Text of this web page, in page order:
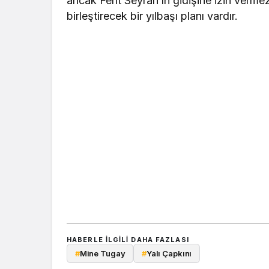
birleştirecek bir yılbaşı planı vardır.
HABERLE ILGILI DAHA FAZLASI
#Mine Tugay #Yalı Çapkını